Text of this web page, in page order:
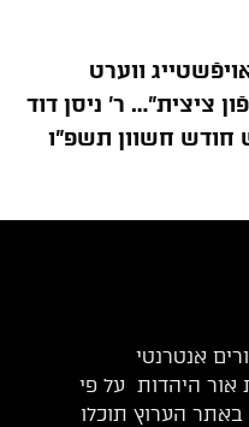
ווערט
ציצית”… ר’ ניסן דוד
חודש חשוון תשפ”ו
אנטרנטי
היהדות על פי
באתר הערוץ תוכלו